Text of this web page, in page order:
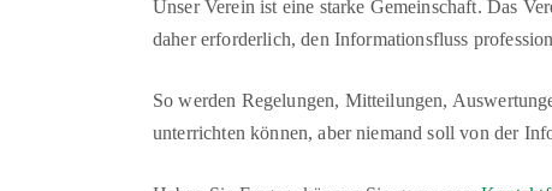
Unser Verein ist eine starke Gemeinschaft. Das
daher erforderlich, den Informationsfluss
So werden Regelungen, Mitteilungen,
unterrichten können, aber niemand soll von der